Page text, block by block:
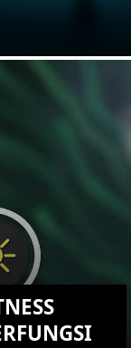
VIEWING MOST
RECENT POST